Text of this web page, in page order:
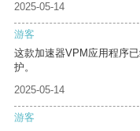
2025-05-14
游客
这款加速器VPM应用程序
护。
2025-05-14
游客